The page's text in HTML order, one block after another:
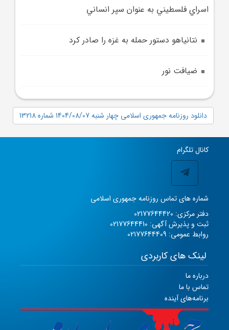
اسراي فلسطيني به عنوان سپر انساني
نتانياهو دستور حمله به غزه را صادر کرد
ضيافت نور
دانلود روزنامه جمهوری اسلامی چهار شنبه 1404/08/07 شماره 13218
کانال تلگرام
شماره های تماس روزنامه جمهوری اسلامی
دفتر مرکزی: 02177644420
ثبت و پذیرش آگهی: 02177644410
روابط عمومی: 02177644409
لینک های کاربردی
درباره ما
تماس با ما
برنامه‌های آینده